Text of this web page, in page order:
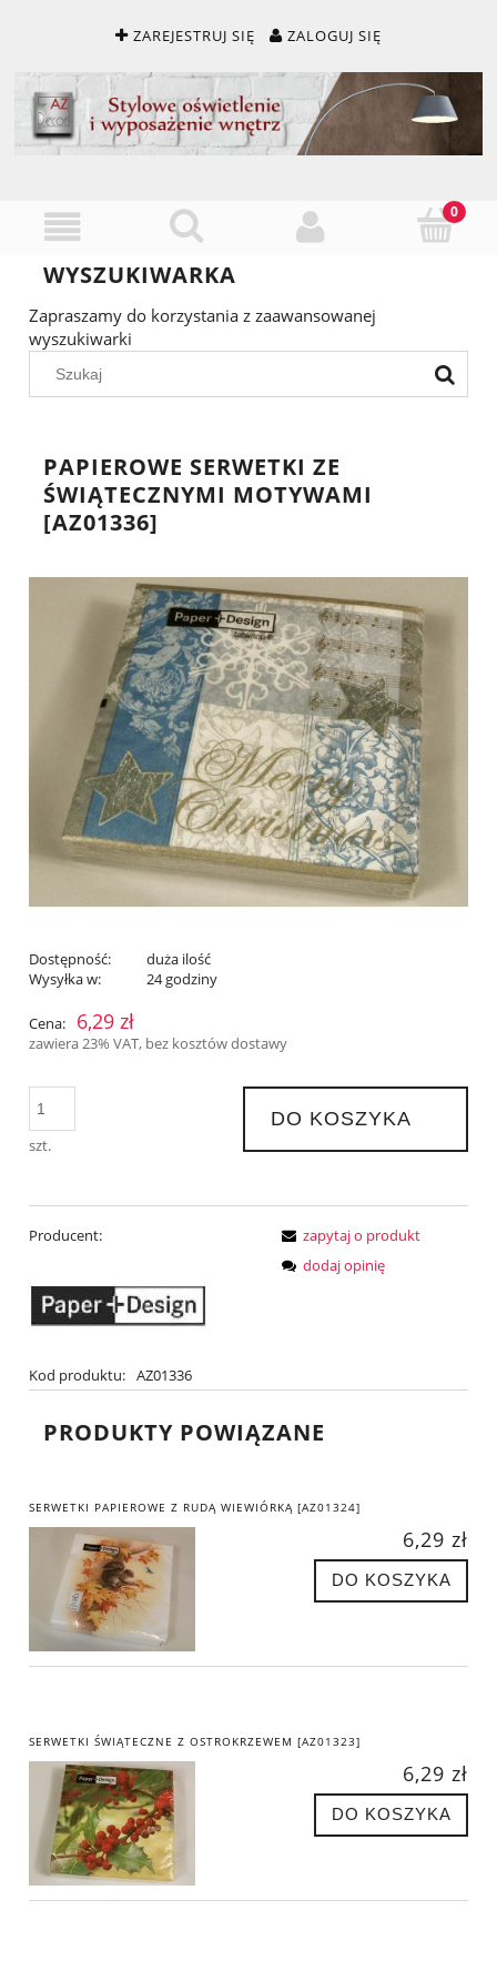
ZAREJESTRUJ SIĘ ZALOGUJ SIĘ
WYSZUKIWARKA
Zapraszamy do korzystania z zaawansowanej
wyszukiwarki
PAPIEROWE SERWETKI ZE
ŚWIĄTECZNYMI MOTYWAMI
[AZ01336]
Dostępność:
duża ilość
Wysyłka w:
24 godziny
Cena: 6,29 zł
zawiera 23% VAT, bez kosztów dostawy
szt.
DO KOSZYKA
Producent:
Kod produktu: AZ01336
zapytaj o produkt
dodaj opinię
PRODUKTY POWIĄZANE
SERWETKI PAPIEROWE Z RUDĄ WIEWIÓRKĄ [AZ01324]
6,29 zł
DO KOSZYKA
SERWETKI ŚWIĄTECZNE Z OSTROKRZEWEM [AZ01323]
6,29 zł
DO KOSZYKA